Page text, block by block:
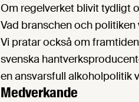
Om regelverket blivit tydligt
Vad branschen och politiken
Vi pratar också om
svenska
en ansvarsfull alkoholpolitik
Medverkande